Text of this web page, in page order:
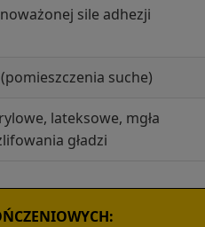
sile adhezji
suche)
lateksowe, mgła
gładzi